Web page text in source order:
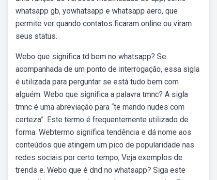
whatsapp gb, yowhatsapp e whatsapp aero, que
permite ver quando contatos ficaram online ou viram
seus status.
Webo que significa td bem no whatsapp? Se
acompanhada de um ponto de interrogação, essa sigla
é utilizada para perguntar se está tudo bem com
alguém. Webo que significa a palavra tmnc? A sigla
tmnc é uma abreviação para “te mando nudes com
certeza”. Este termo é frequentemente utilizado de
forma. Webtermo significa tendência e dá nome aos
conteúdos que atingem um pico de popularidade nas
redes sociais por certo tempo; Veja exemplos de
trends e. Webo que é dnd no whatsapp? Siga este